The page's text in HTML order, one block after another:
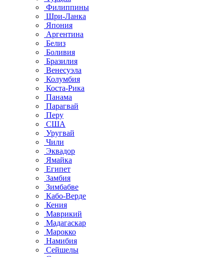
Филиппины
Шри-Ланка
Япония
Аргентина
Белиз
Боливия
Бразилия
Венесуэла
Колумбия
Коста-Рика
Панама
Парагвай
Перу
США
Уругвай
Чили
Эквадор
Ямайка
Египет
Замбия
Зимбабве
Кабо-Верде
Кения
Маврикий
Мадагаскар
Марокко
Намибия
Сейшелы